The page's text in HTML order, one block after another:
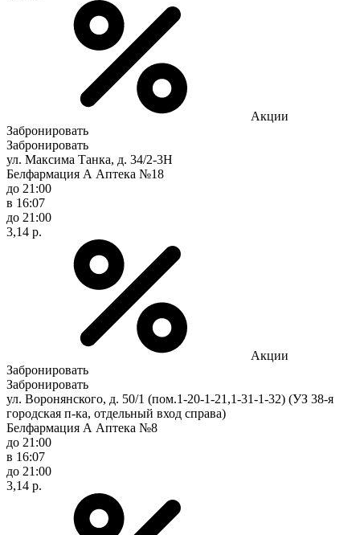
Акции
Забронировать
Забронировать
ул. Максима Танка, д. 34/2-3Н
Белфармация А Аптека №18
до 21:00
в 16:07
до 21:00
3,14 р.
Акции
Забронировать
Забронировать
ул. Воронянского, д. 50/1 (пом.1-20-1-21,1-31-1-32) (УЗ 38-я
городская п-ка, отдельный вход справа)
Белфармация А Аптека №8
до 21:00
в 16:07
до 21:00
3,14 р.